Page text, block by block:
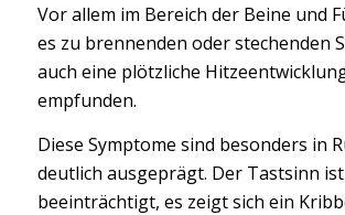
Vor allem im Bereich der Beine und
es zu brennenden oder stechenden
auch eine plötzliche
empfunden.
Diese Symptome sind besonders in
deutlich ausgeprägt. Der Tastsinn
beeinträchtigt, es zeigt sich ein